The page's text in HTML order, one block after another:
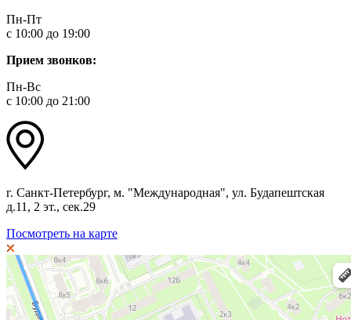
Пн-Пт
с 10:00 до 19:00
Прием звонков:
Пн-Вс
с 10:00 до 21:00
г. Санкт-Петербург, м. "Международная", ул. Будапештская
д.11, 2 эт., сек.29
Посмотреть на карте